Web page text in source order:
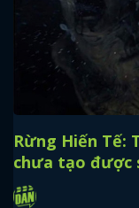
Rừng Hiến Tế:
chưa tạo được